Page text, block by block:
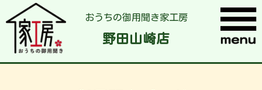
おうちの御用聞き家工房
野田山崎店